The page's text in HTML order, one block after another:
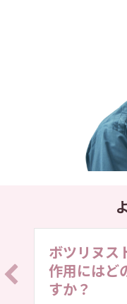
ボツリヌス
作用にはど
すか？